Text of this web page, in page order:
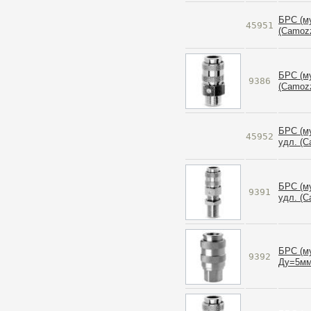
45951
БРС
9386
БРС
45952
БРС
удл.
9391
БРС
удл.
9392
БРС